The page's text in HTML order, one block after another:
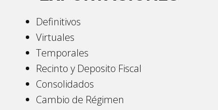
Definitivos
Virtuales
Temporales
Recinto y Deposito Fiscal
Consolidados
Cambio de Régimen